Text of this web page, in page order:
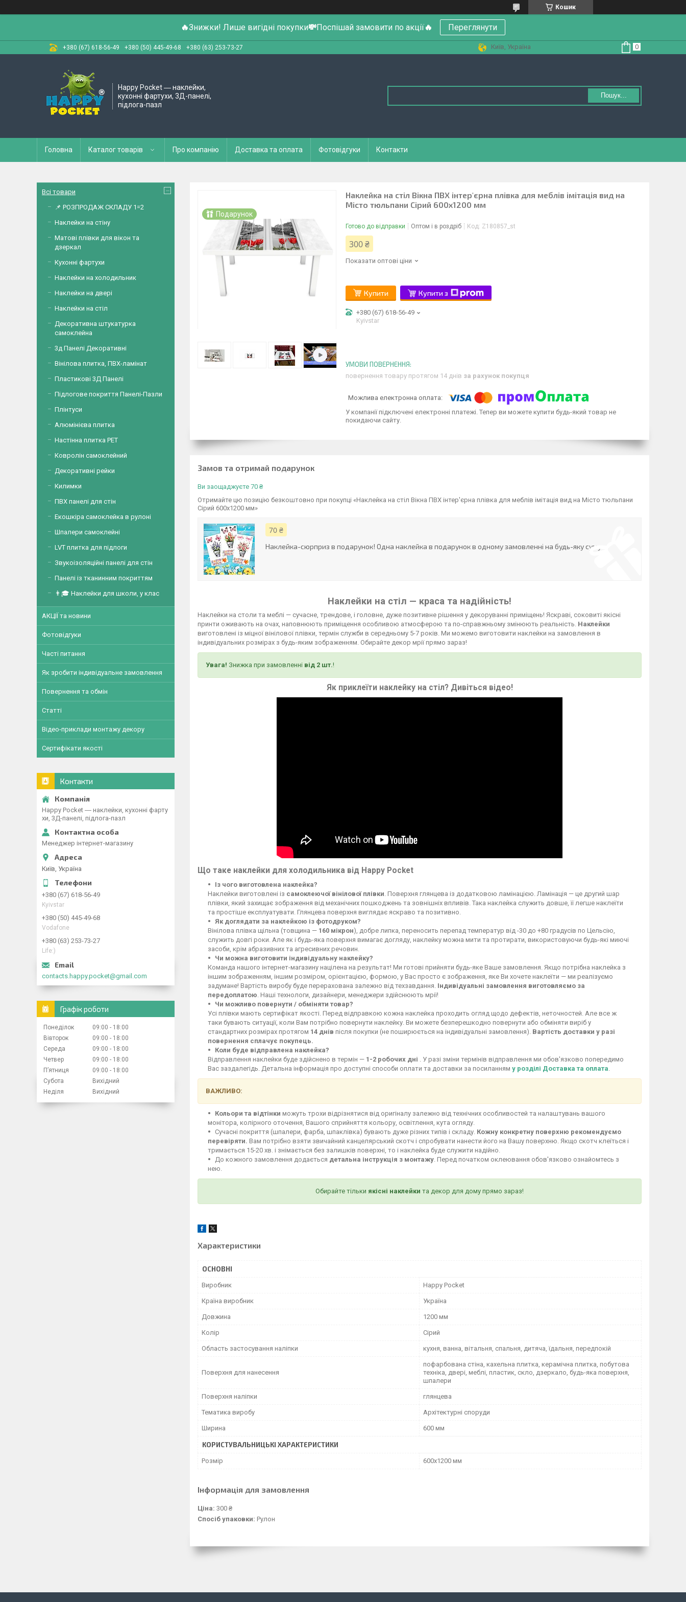
Кошик
🔥Знижки! Лише вигідні покупки💸Поспішай замовити по акції🔥 Переглянути
+380 (67) 618-56-49 +380 (50) 445-49-68 +380 (63) 253-73-27 Київ, Україна
Happy Pocket ― наклейки,
кухонні фартухи, 3Д-панелі,
підлога-пазл
Пошук...
Головна Каталог товарів Про компанію Доставка та оплата Фотовідгуки Контакти
Подарунок
Наклейка на стіл Вікна ПВХ інтер'єрна плівка для меблів імітація вид на
Місто тюльпани Сірий 600х1200 мм
Готово до відправки Оптом і в роздріб Код: Z180857_st
300 ₴
Показати оптові ціни
Купити Купити з
+380 (67) 618-56-49
Kyivstar
повернення товару протягом 14 днів за рахунок покупця
У компанії підключені електронні платежі. Тепер ви можете купити будь-який товар не
покидаючи сайту.
Замов та отримай подарунок
Ви заощаджуєте 70 ₴
Отримайте цю позицію безкоштовно при покупці «Наклейка на стіл Вікна ПВХ інтер'єрна плівка для меблів імітація вид на Місто тюльпани
Сірий 600х1200 мм»
70 ₴
Наклейка-сюрприз в подарунок! Одна наклейка в подарунок в одному замовленні на будь-яку суму
Наклейки на стіл — краса та надійність!
Наклейки на столи та меблі — сучасне, трендове, і головне, дуже позитивне рішення у декоруванні приміщень! Яскраві, соковиті якісні
принти оживають на очах, наповнюють приміщення особливою атмосферою та по-справжньому змінюють реальність. Наклейки
виготовлені із міцної вінілової плівки, термін служби в середньому 5-7 років. Ми можемо виготовити наклейки на замовлення в
індивідуальних розмірах з будь-яким зображенням. Обирайте декор мрії прямо зараз!
Увага! Знижка при замовленні від 2 шт.!
Як приклеїти наклейку на стіл? Дивіться відео!
Що таке наклейки для холодильника від Happy Pocket
Із чого виготовлена наклейка?
Наклейки виготовлені із самоклеючої вінілової плівки . Поверхня глянцева із додатковою ламінацією. Ламінація — це другий шар
плівки, який захищає зображення від механічних пошкоджень та зовнішніх впливів. Така наклейка служить довше, її легше наклеїти
та простіше експлуатувати. Глянцева поверхня виглядає яскраво та позитивно.
Як доглядати за наклейкою із фотодруком?
Вінілова плівка щільна (товщина — 160 мікрон), добре липка, переносить перепад температур від -30 до +80 градусів по Цельсію,
служить довгі роки. Але як і будь-яка поверхня вимагає догляду, наклейку можна мити та протирати, використовуючи будь-які миючі
засоби, крім абразивних та агресивних речовин.
Чи можна виготовити індивідуальну наклейку?
Команда нашого інтернет-магазину націлена на результат! Ми готові прийняти будь-яке Ваше замовлення. Якщо потрібна наклейка з
іншим зображенням, іншим розміром, орієнтацією, формою, у Вас просто є зображення, яке Ви хочете наклеїти — ми реалізуємо
задумане! Вартість виробу буде перерахована залежно від техзавдання. Індивідуальні замовлення виготовляємо за
передоплатою . Наші технологи, дизайнери, менеджери здійснюють мрії!
Чи можливо повернути / обміняти товар?
Усі плівки мають сертифікат якості. Перед відправкою кожна наклейка проходить огляд щодо дефектів, неточностей. Але все ж
таки бувають ситуації, коли Вам потрібно повернути наклейку. Ви можете безперешкодно повернути або обміняти виріб у
стандартних розмірах протягом 14 днів після покупки (не поширюється на індивідуальні замовлення). Вартість доставки у разі
повернення сплачує покупець.
Коли буде відправлена наклейка?
Відправлення наклейки буде здійснено в термін — 1-2 робочих дні . У разі зміни термінів відправлення ми обов'язково попередимо
Вас заздалегідь. Детальна інформація про доступні способи оплати та доставки за посиланням у розділі Доставка та оплата
ВАЖЛИВО:
Кольори та відтінки можуть трохи відрізнятися від оригіналу залежно від технічних особливостей та налаштувань вашого
монітора, колірного оточення, Вашого сприйняття кольору, освітлення, кута огляду.
Сучасні покриття (шпалери, фарба, шпаклівка) бувають дуже різних типів і складу. Кожну конкретну поверхню рекомендуємо
перевіряти. Вам потрібно взяти звичайний канцелярський скотч і спробувати нанести його на Вашу поверхню. Якщо скотч клеїться і
тримається 15-20 хв. і знімається без залишків поверхні, то і наклейка буде служити надійно.
До кожного замовлення додається детальна інструкція з монтажу . Перед початком оклеювання обов'язково ознайомтесь з
нею.
Обирайте тільки якісні наклейки та декор для дому прямо зараз!
Характеристики
ОСНОВНІ
Виробник Happy Pocket
Країна виробник Україна
Довжина 1200 мм
Колір Сірий
Область застосування наліпки кухня, ванна, вітальня, спальня, дитяча, їдальня, передпокій
Поверхня для нанесення
пофарбована стіна, кахельна плитка, керамічна плитка, побутова
техніка, двері, меблі, пластик, скло, дзеркало, будь-яка поверхня,
шпалери
Поверхня наліпки глянцева
Тематика виробу Архітектурні споруди
Ширина 600 мм
КОРИСТУВАЛЬНИЦЬКІ ХАРАКТЕРИСТИКИ
Розмір 600х1200 мм
Інформація для замовлення
Ціна: 300 ₴
Спосіб упаковки: Рулон
Всі товари
📌 РОЗПРОДАЖ СКЛАДУ 1=2
Наклейки на стіну
Матові плівки для вікон та
дзеркал
Кухонні фартухи
Наклейки на холодильник
Наклейки на двері
Наклейки на стіл
Декоративна штукатурка
самоклейна
3д Панелі Декоративні
Вінілова плитка, ПВХ-ламінат
Пластикові 3Д Панелі
Підлогове покриття Панелі-Пазли
Плінтуси
Алюмінієва плитка
Настінна плитка PET
Ковролін самоклейний
Декоративні рейки
Килимки
ПВХ панелі для стін
Екошкіра самоклейка в рулоні
Шпалери самоклейні
LVT плитка для підлоги
Звукоізоляційні панелі для стін
Панелі із тканинним покриттям
👨🎓 Наклейки для школи, у клас
АКЦІЇ та новини
Фотовідгуки
Часті питання
Як зробити індивідуальне замовлення
Повернення та обмін
Статті
Відео-приклади монтажу декору
Сертифікати якості
Контакти
Happy Pocket ― наклейки, кухонні фарту
хи, 3Д-панелі, підлога-пазл
Менеджер інтернет-магазину
Київ, Україна
+380 (67) 618-56-49
Kyivstar
+380 (50) 445-49-68
Vodafone
+380 (63) 253-73-27
Life:)
contacts.happy.pocket@gmail.com
Графік роботи
Понеділок 09:00
18:00
Вівторок
09:00
18:00
Середа
09:00
18:00
Четвер
09:00
18:00
Пʼятниця
09:00
18:00
Субота
Вихідний
Неділя
Вихідний